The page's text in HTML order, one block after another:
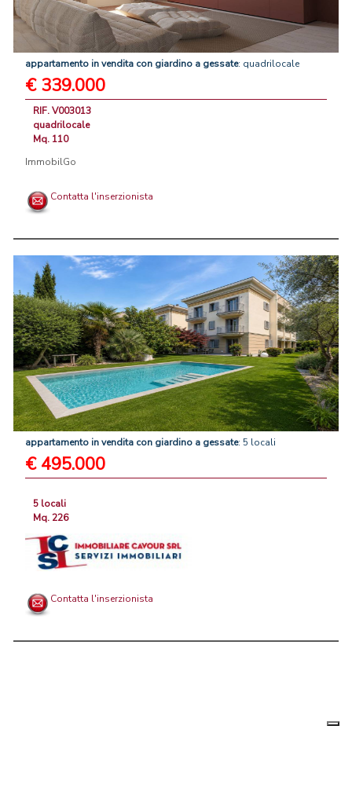
appartamento invendita con giardino a gessate: quadrilocale
€ 339.000
RIF. V003013
quadrilocale
Mq. 110
ImmobilGo
Contatta l'inserzionista
appartamento invendita con giardino a gessate: 5 locali
€ 495.000
5 locali
Mq. 226
Contatta l'inserzionista